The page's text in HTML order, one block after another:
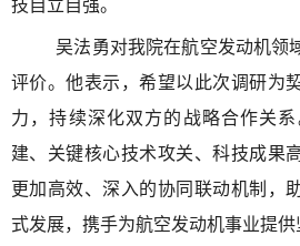
技自立自强。
吴法勇对我院在航空发动机领
评价。他表示，希望以此次调研为
力，持续深化双方的战略合作关
建、关键核心技术攻关、科技成果
更加高效、深入的协同联动机制，
式发展，携手为航空发动机事业提供